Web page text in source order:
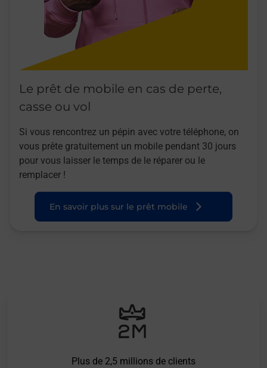
Le prêt de mobile en cas de perte,
casse ou vol
Si vous rencontrez un pépin avec votre téléphone, on
vous prête gratuitement un mobile pendant 30 jours
pour vous laisser le temps de le réparer ou le
remplacer !
En savoir plus sur le prêt mobile
Plus de 2,5 millions de clients